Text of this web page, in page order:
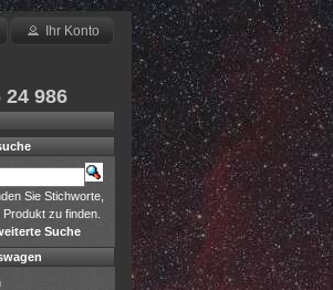
Ihr Konto
24 986
Sie Stichworte,
Produkt zu finden.
Suche